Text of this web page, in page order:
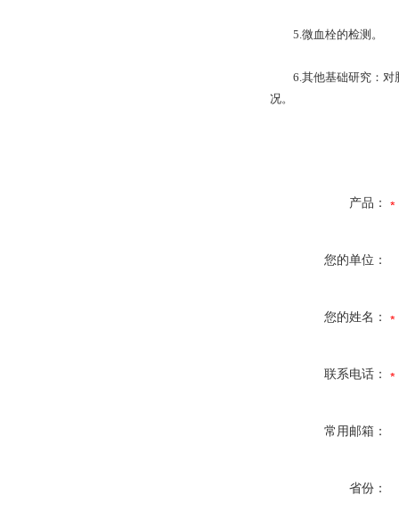
5.微血栓的检测。
6.其他基础研究：对脑
况。
产品：
您的单位：
您的姓名：
联系电话：
常用邮箱：
省份：